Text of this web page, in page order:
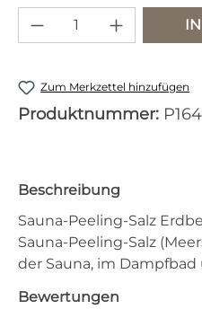
Produkt Anzahl:
Zum Merkzettel hinzufügen
Produktnummer:
Beschreibung
Sauna-Peeling-Salz
Sauna-Peeling-Salz
der Sauna, im
Bewertungen